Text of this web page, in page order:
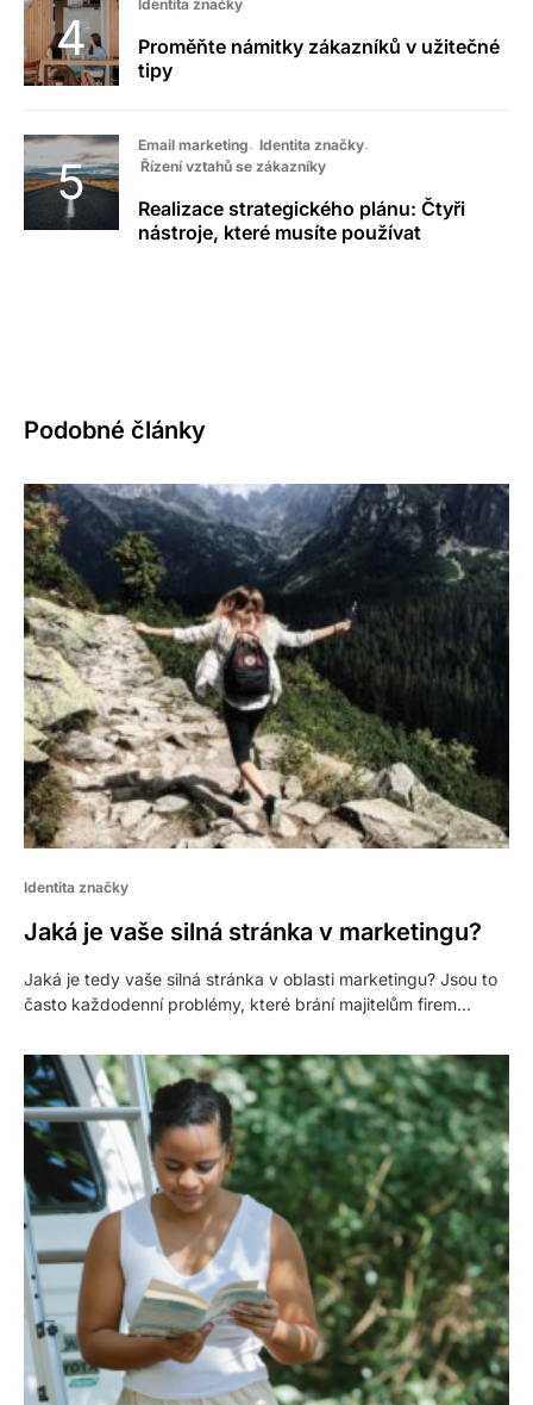
Identita značky
Proměňte námitky zákazníků v užitečné
tipy
Email marketing
Identita značky
Řízení vztahů se zákazníky
Realizace strategického plánu: Čtyři
nástroje, které musíte používat
Podobné články
Identita značky
Jaká je vaše silná stránka v marketingu?
Jaká je tedy vaše silná stránka v oblasti marketingu? Jsou to
často každodenní problémy, které brání majitelům firem…